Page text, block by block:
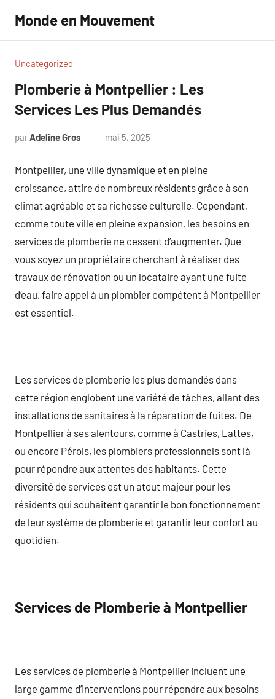
contenu
Monde en Mouvement
Uncategorized
Plomberie à Montpellier : Les
Services Les Plus Demandés
parAdeline Gros mai 5, 2025
Montpellier, une ville dynamique et en pleine
croissance, attire de nombreux résidents grâce à son
climat agréable et sa richesse culturelle. Cependant,
comme toute ville en pleine expansion, les besoins en
services de plomberie ne cessent d’augmenter. Que
vous soyez un propriétaire cherchant à réaliser des
travaux de rénovation ou un locataire ayant une fuite
d’eau, faire appel à un plombier compétent à Montpellier
est essentiel.
Les services de plomberie les plus demandés dans
cette région englobent une variété de tâches, allant des
installations de sanitaires à la réparation de fuites. De
Montpellier à ses alentours, comme à Castries, Lattes,
ou encore Pérols, les plombiers professionnels sont là
pour répondre aux attentes des habitants. Cette
diversité de services est un atout majeur pour les
résidents qui souhaitent garantir le bon fonctionnement
de leur système de plomberie et garantir leur confort au
quotidien.
Services de Plomberie à Montpellier
Les services de plomberie à Montpellier incluent une
large gamme d’interventions pour répondre aux besoins